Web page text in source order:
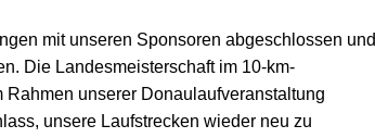
mit unseren Sponsoren abgeschlossen und
Die Landesmeisterschaft im 10-km-
unserer Donaulaufveranstaltung
unsere Laufstrecken wieder neu zu